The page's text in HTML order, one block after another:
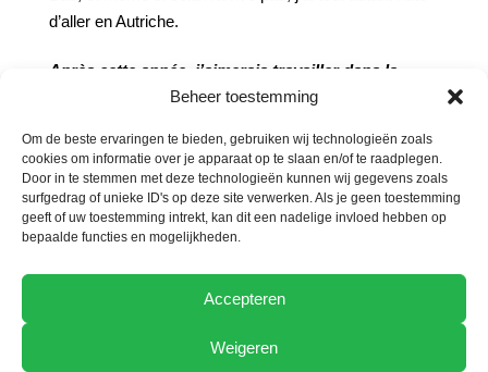
Beheer toestemming
Om de beste ervaringen te bieden, gebruiken wij technologieën zoals
cookies om informatie over je apparaat op te slaan en/of te raadplegen.
Door in te stemmen met deze technologieën kunnen wij gegevens zoals
surfgedrag of unieke ID's op deze site verwerken. Als je geen toestemming
geeft of uw toestemming intrekt, kan dit een nadelige invloed hebben op
bepaalde functies en mogelijkheden.
Accepteren
Weigeren
d’aller en Autriche.
Après cette année, j’aimerais travailler dans la
foresterie et suivre une formation de
conduire dans le transport des arbres grâce à cette
formation. De plus, j’aimerais devenir arboriste
comme activité complémentaire car je trouve
l’abattage d’arbres et les risques liés à la